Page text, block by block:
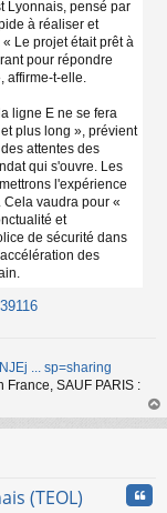
Lyonnais, pensé par
à réaliser et
Le projet était prêt à
pour répondre
affirme-t-elle.
ligne E ne se fera
plus long », prévient
attentes des
qui s'ouvre. Les
l'expérience
vaudra pour «
et
de sécurité dans
des
... sp=sharing
France, SAUF PARIS :
au
(TEOL)